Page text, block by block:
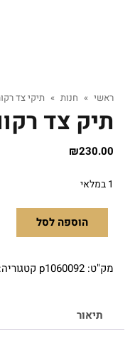
ראשי » חנות » תיקי צד
תיק צד
₪230.00
1 במלאי
הוספה לסל
מק"ט: p1060092 קטגוריה:
תיאור